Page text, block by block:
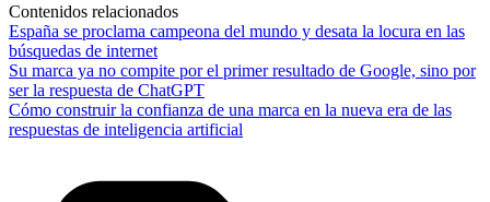
Contenidos relacionados
España se proclama campeona del mundo y desata la locura en las
búsquedas de internet
Su marca ya no compite por el primer resultado de Google, sino por
ser la respuesta de ChatGPT
Cómo construir la confianza de una marca en la nueva era de las
respuestas de inteligencia artificial